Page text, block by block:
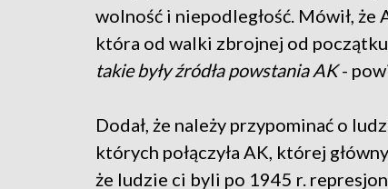
wolność i niepodległość. Mówił,
która od walki zbrojnej od
takie były źródła powstania AK-
Dodał, że należy przypominać o
których połączyła AK, której
że ludzie ci byli po 1945 r.